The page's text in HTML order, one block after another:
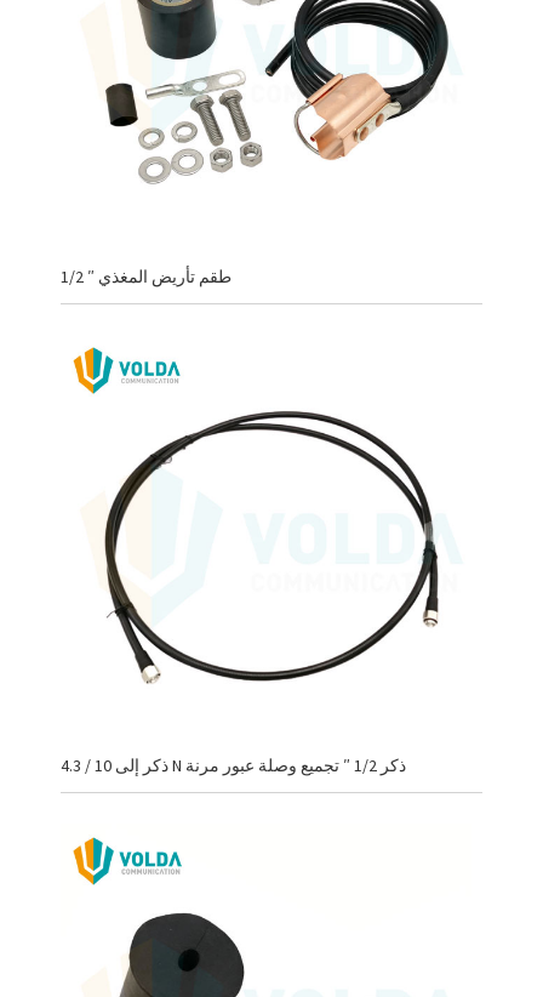
1/2 ″ طقم تأريض المغذي
4.3 / 10 ذكر إلى N ذكر 1/2 ″ تجميع وصلة عبور مرنة